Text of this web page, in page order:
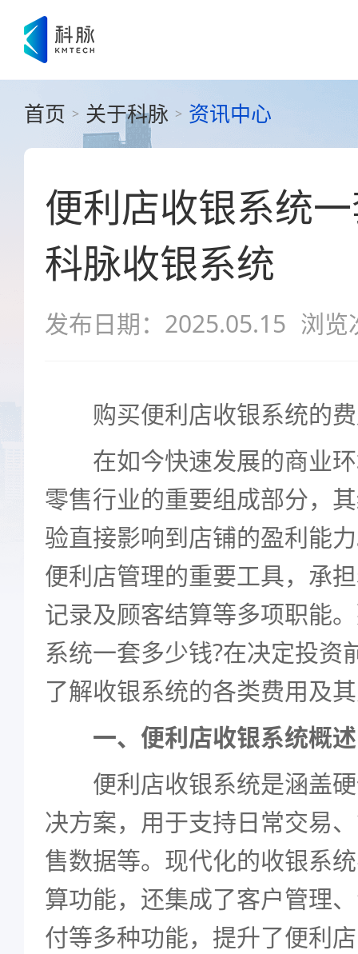
首页 > 关于科脉 > 资讯中心
便利店收银系统
科脉收银系统
发布日期：2025.05.15 浏览
购买便利店收银系统的费
在如今快速发展的商业环
零售行业的重要组成部分，
验直接影响到店铺的盈利能
便利店管理的重要工具，承
记录及顾客结算等多项职能
系统一套多少钱?在决定投资
了解收银系统的各类费用及
一、便利店收银系统概述
便利店收银系统是涵盖硬
决方案，用于支持日常交易
售数据等。现代化的收银系
算功能，还集成了客户管理
付等多种功能，提升了便利